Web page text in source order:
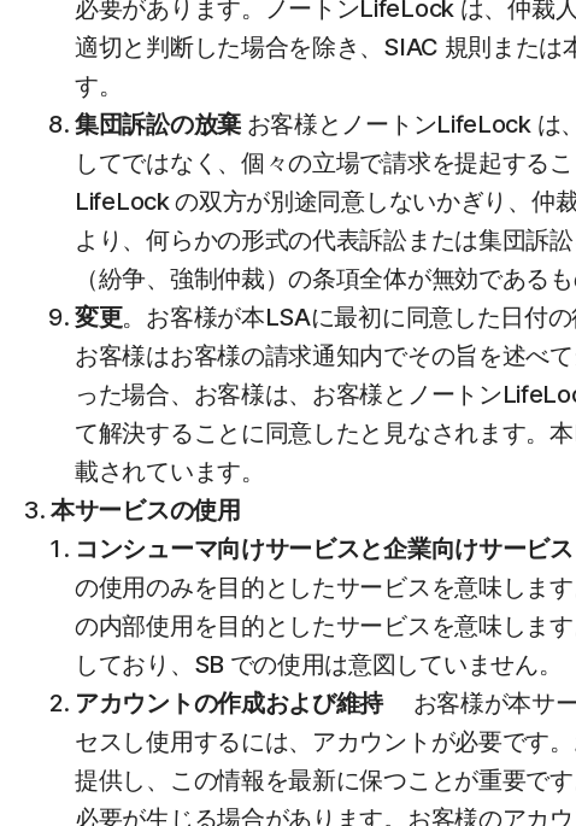
必要があります。ノートンLifeLock は、仲裁
適切と判断した場合を除き、SIAC 規則また
す。
集団訴訟の放棄お客様とノートンLifeLock は
してではなく、個々の立場で請求を提起する
LifeLock の双方が別途同意しないかぎり、仲
より、何らかの形式の代表訴訟または集団訴
（紛争、強制仲裁）の条項全体が無効であるも
変更。お客様が本LSAに最初に同意した日付
お客様はお客様の請求通知内でその旨を述べ
った場合、お客様は、お客様とノートン
て解決することに同意したと見なされます。
載されています。
本サービスの使用
コンシューマ向けサービスと企業向けサービス
の使用のみを目的としたサービスを意味しま
の内部使用を目的としたサービスを意味しま
しており、SB での使用は意図していません。
アカウントの作成および維持お客様が本サー
セスし使用するには、アカウントが必要です
提供し、この情報を最新に保つことが重要で
必要が生じる場合があります。お客様のアカ